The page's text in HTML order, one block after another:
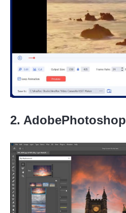
2. AdobePhotoshop